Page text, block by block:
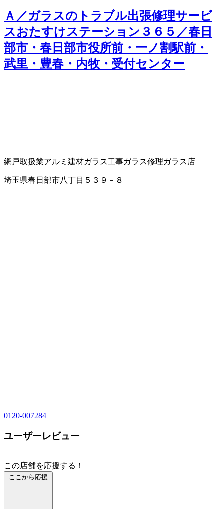
Ａ／ガラスのトラブル出張修理サービ
スおたすけステーション３６５／春日
部市・春日部市役所前・一ノ割駅前・
武里・豊春・内牧・受付センター
網戸取扱業アルミ建材ガラス工事ガラス修理ガラス店
埼玉県春日部市八丁目５３９－８
0120-007284
ユーザーレビュー
この店舗を応援する！
ここから応援